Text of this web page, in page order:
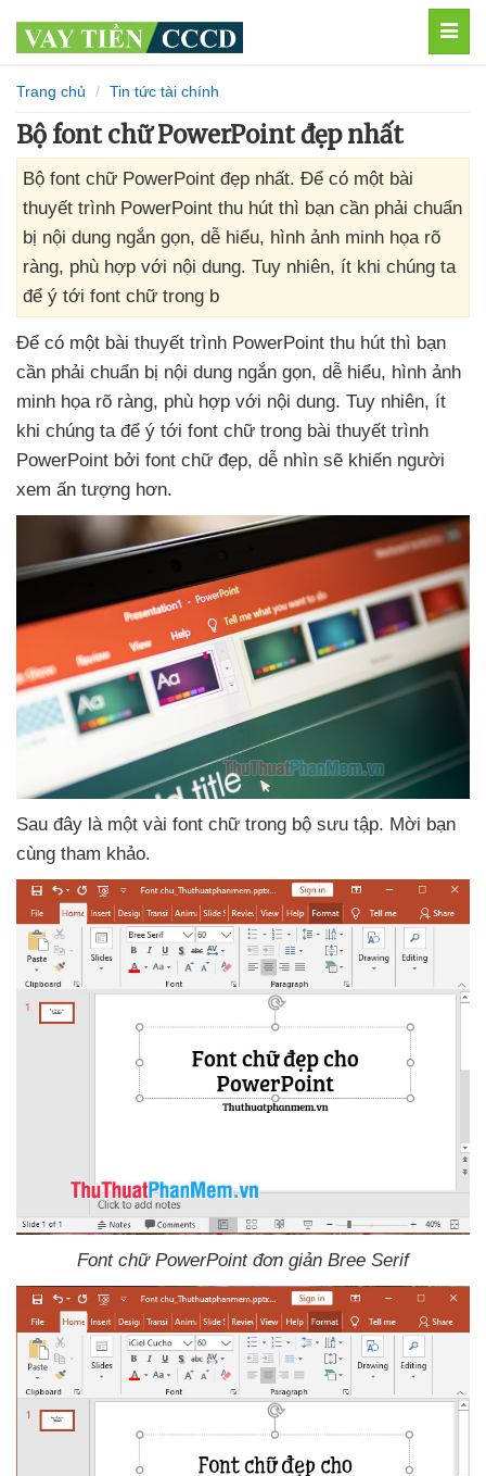
Trang chủ Tin tức tài chính
Bộ font chữ PowerPoint đẹp nhất
Bộ font chữ PowerPoint đẹp nhất. Để có một bài
thuyết trình PowerPoint thu hút thì bạn cần phải chuẩn
bị nội dung ngắn gọn, dễ hiểu, hình ảnh minh họa rõ
ràng, phù hợp với nội dung. Tuy nhiên, ít khi chúng ta
để ý tới font chữ trong b
Để có một bài thuyết trình PowerPoint thu hút thì bạn
cần phải chuẩn bị nội dung ngắn gọn, dễ hiểu, hình ảnh
minh họa rõ ràng, phù hợp với nội dung. Tuy nhiên, ít
khi chúng ta để ý tới font chữ trong bài thuyết trình
PowerPoint bởi font chữ đẹp, dễ nhìn sẽ khiến người
xem ấn tượng hơn.
Sau đây là một vài font chữ trong bộ sưu tập. Mời bạn
cùng tham khảo.
Font chữ PowerPoint đơn giản Bree Serif